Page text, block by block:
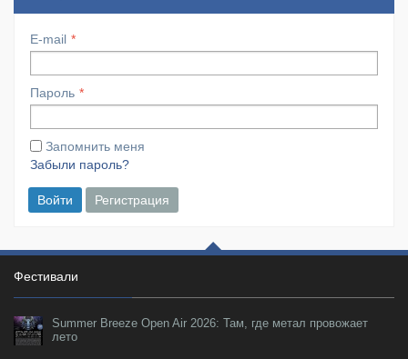
E-mail
Пароль
Запомнить меня
Забыли пароль?
Войти Регистрация
Фестивали
Summer Breeze Open Air 2026: Там, где метал провожает
лето